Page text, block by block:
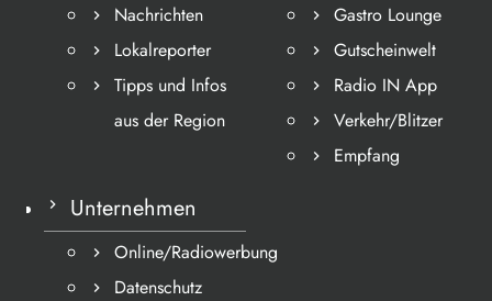
Nachrichten
Lokalreporter
Tipps und Infos
aus der Region
Gastro Lounge
Gutscheinwelt
Radio IN App
Verkehr/Blitzer
Empfang
Unternehmen
Online/Radiowerbung
Datenschutz